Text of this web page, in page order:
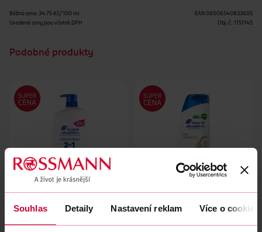
Souhlas Detaily Nastavení reklam Více o cookies
Běžná cena: 34.75 Kč/100 ml
Uvedené ceny jsou včetně DPH
EAN 08006540833605
Obj. č.: 1151145
Podobné produkty
Šampon a kondicionér proti
Šampon proti lupům Deep